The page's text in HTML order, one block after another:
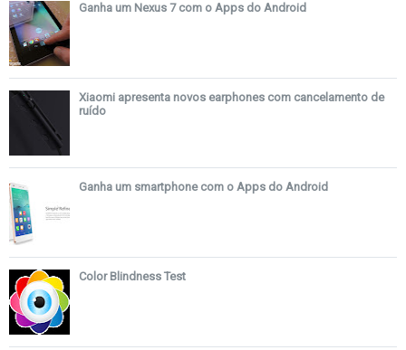
Ganha um Nexus 7 com o Apps do Android
Xiaomi apresenta novos earphones com cancelamento de
ruído
Ganha um smartphone com o Apps do Android
Color Blindness Test